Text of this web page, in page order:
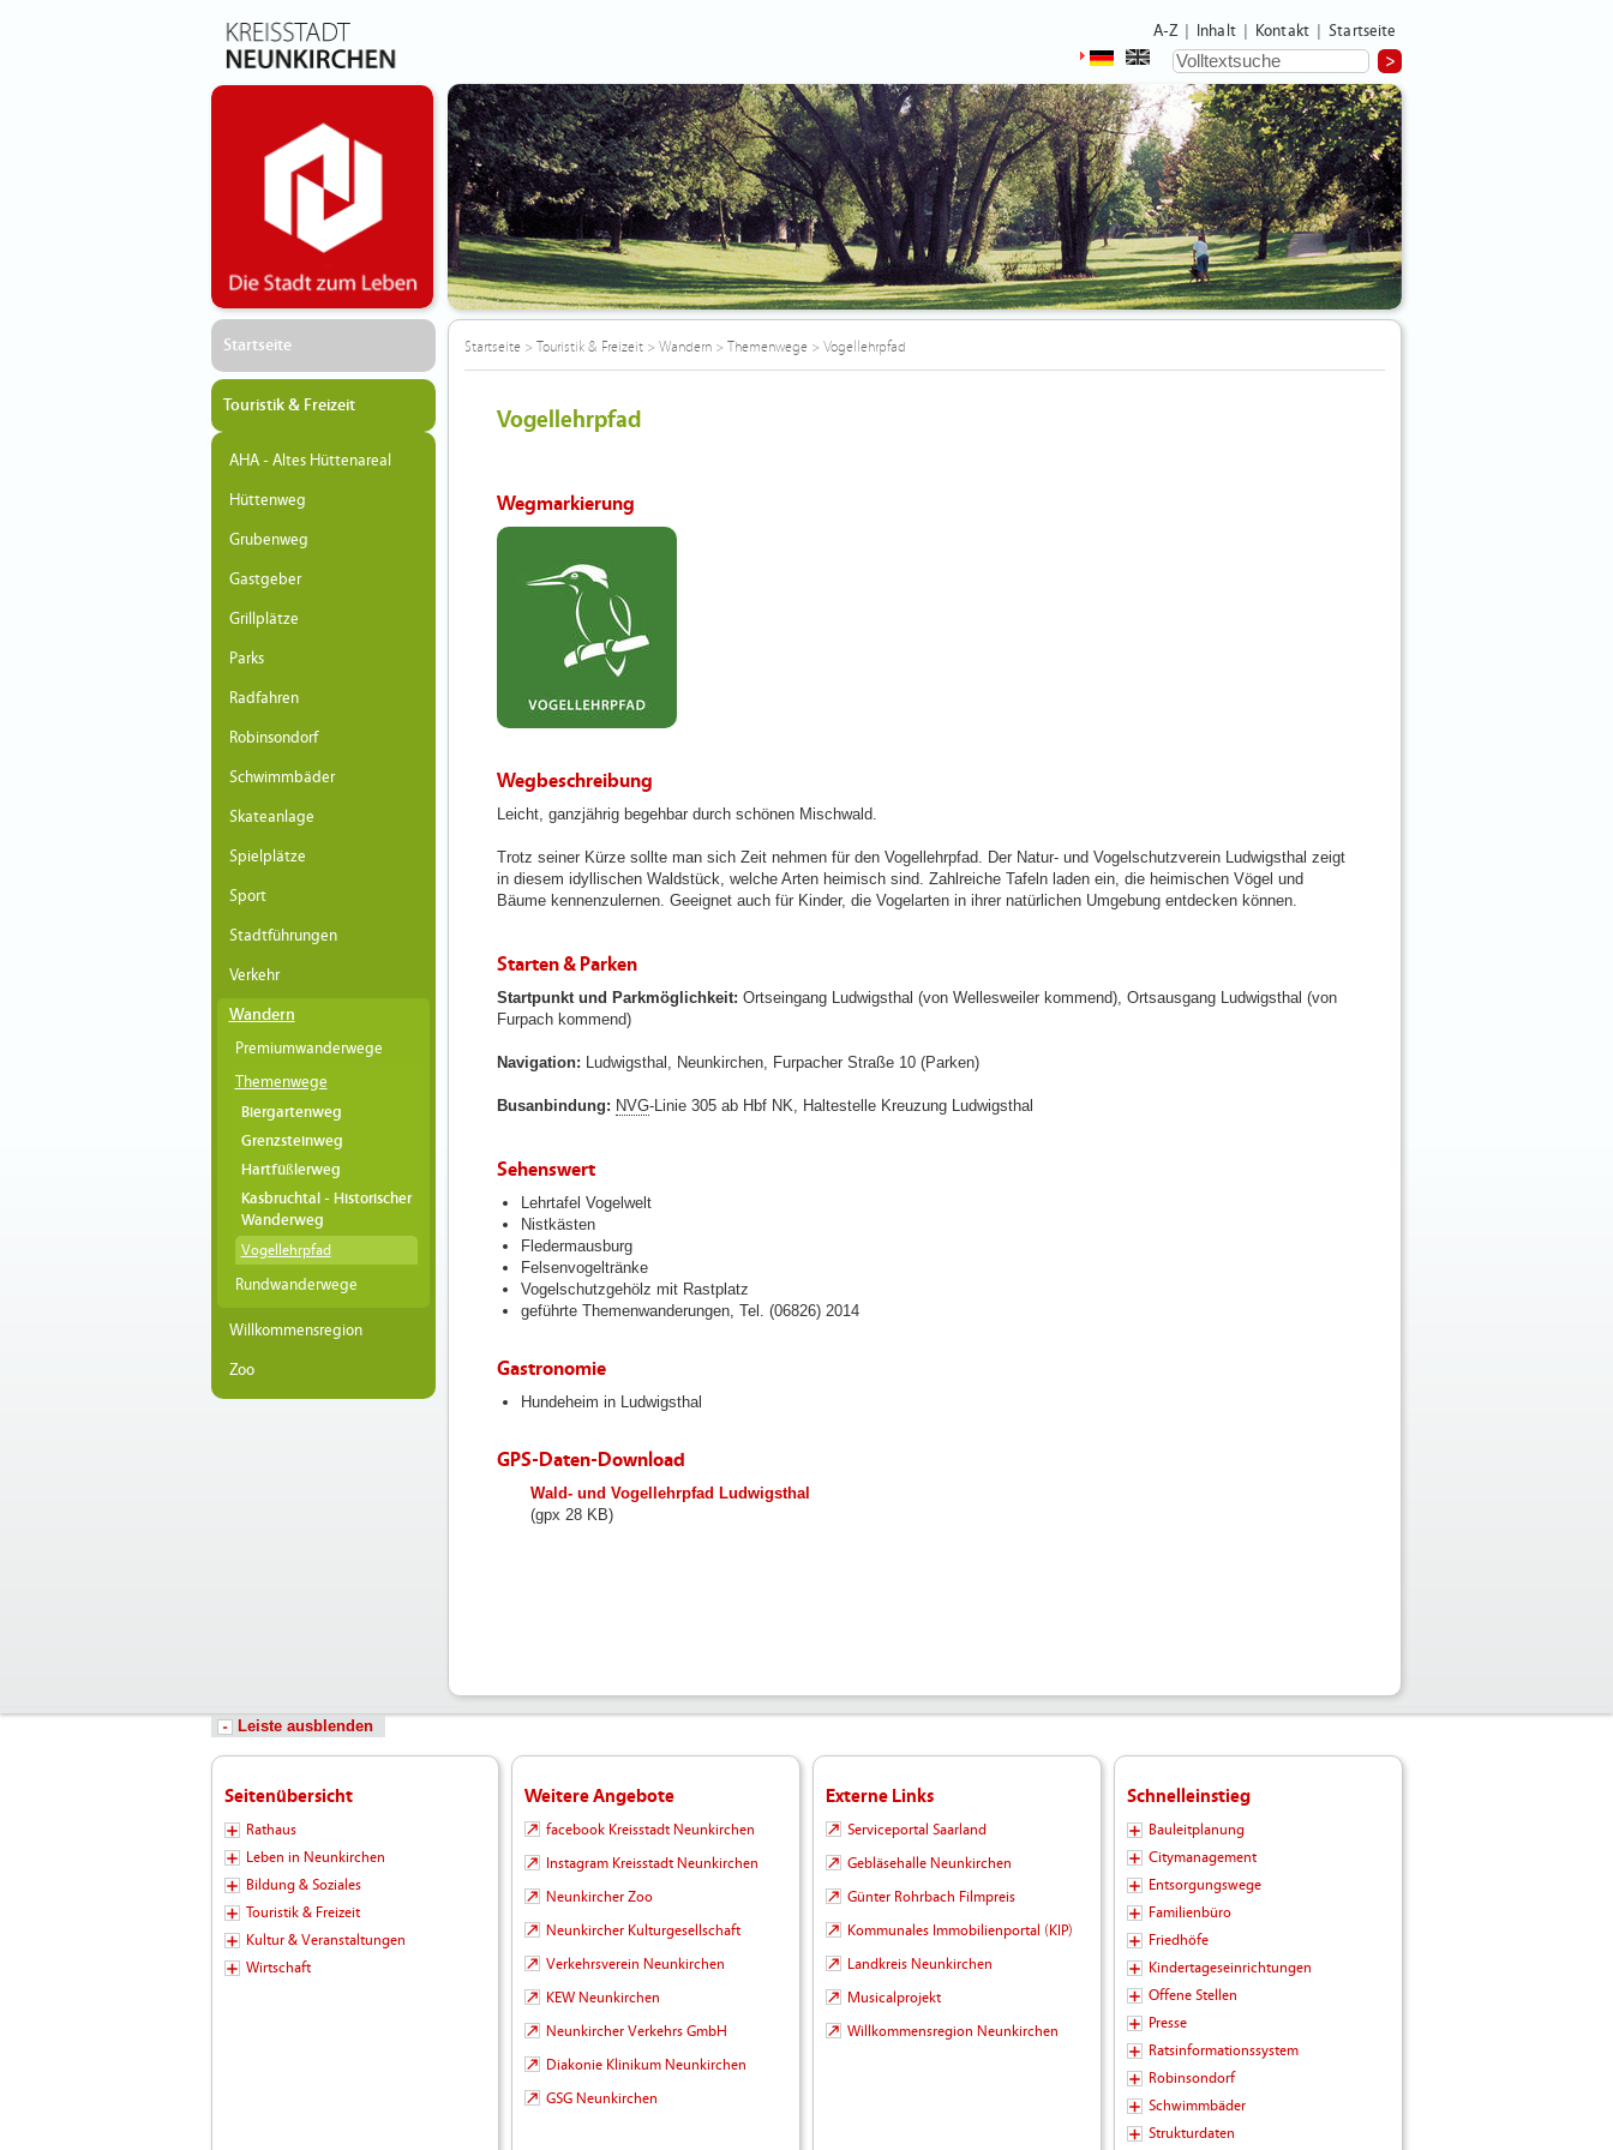
A-Z Inhalt Kontakt Startseite
Startseite
Touristik & Freizeit
AHA - Altes Hüttenareal
Hüttenweg
Grubenweg
Gastgeber
Grillplätze
Parks
Radfahren
Robinsondorf
Schwimmbäder
Skateanlage
Spielplätze
Sport
Stadtführungen
Verkehr
Wandern
Premiumwanderwege
Themenwege
Biergartenweg
Grenzsteinweg
Hartfüßlerweg
Kasbruchtal - Historischer
Wanderweg
Vogellehrpfad
Rundwanderwege
Willkommensregion
Zoo
Startseite> Touristik & Freizeit> Wandern> Themenwege> Vogellehrpfad
Vogellehrpfad
Wegmarkierung
Wegbeschreibung
Leicht, ganzjährig begehbar durch schönen Mischwald.
Trotz seiner Kürze sollte man sich Zeit nehmen für den Vogellehrpfad. Der Natur- und Vogelschutzverein Ludwigsthal zeigt
in diesem idyllischen Waldstück, welche Arten heimisch sind. Zahlreiche Tafeln laden ein, die heimischen Vögel und
Bäume kennenzulernen. Geeignet auch für Kinder, die Vogelarten in ihrer natürlichen Umgebung entdecken können.
Starten & Parken
Startpunkt und Parkmöglichkeit: Ortseingang Ludwigsthal (von Wellesweiler kommend), Ortsausgang Ludwigsthal (von
Furpach kommend)
Navigation: Ludwigsthal, Neunkirchen, Furpacher Straße 10 (Parken)
Busanbindung: NVG-Linie 305 ab Hbf NK, Haltestelle Kreuzung Ludwigsthal
Sehenswert
Lehrtafel Vogelwelt
Nistkästen
Fledermausburg
Felsenvogeltränke
Vogelschutzgehölz mit Rastplatz
geführte Themenwanderungen, Tel. (06826) 2014
Gastronomie
Hundeheim in Ludwigsthal
GPS-Daten-Download
fileadmin/user_upload/neunkirchen/10_Dateien-
Hochladen/102_Dateien-
Wald- und Vogellehrpfad Ludwigsthal
(gpx 28 KB)
Leiste ausblenden
Seitenübersicht
Rathaus
Leben in Neunkirchen
Bildung & Soziales
Touristik & Freizeit
Kultur & Veranstaltungen
Wirtschaft
Weitere Angebote
facebook Kreisstadt Neunkirchen
Instagram Kreisstadt Neunkirchen
Neunkircher Zoo
Neunkircher Kulturgesellschaft
Verkehrsverein Neunkirchen
KEW Neunkirchen
Neunkircher Verkehrs GmbH
Diakonie Klinikum Neunkirchen
GSG Neunkirchen
Externe Links
Serviceportal Saarland
Gebläsehalle Neunkirchen
Günter Rohrbach Filmpreis
Kommunales Immobilienportal (KIP)
Landkreis Neunkirchen
Musicalprojekt
Willkommensregion Neunkirchen
Schnelleinstieg
Bauleitplanung
Citymanagement
Entsorgungswege
Familienbüro
Friedhöfe
Kindertageseinrichtungen
Offene Stellen
Presse
Ratsinformationssystem
Robinsondorf
Schwimmbäder
Strukturdaten